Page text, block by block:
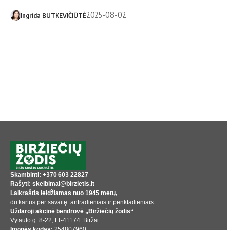
Ingrida BUTKEVIČIŪTĖ2025-08-02
Skambinti: +370 603 22827
Rašyti: skelbimai@birzietis.lt
Laikraštis leidžiamas nuo 1945 metų,
du kartus per savaitę: antradieniais ir penktadieniais.
Uždaroji akcinė bendrovė „Biržiečių žodis“
Vytauto g. 8-22, LT-41174. Biržai